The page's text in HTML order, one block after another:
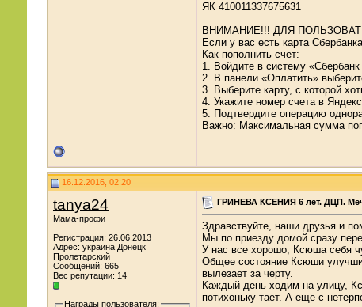
ЯК 410011337675631
ВНИМАНИЕ!!! ДЛЯ
Если у вас есть карта
Как пополнить счет:
1. Войдите в систему
2. В панели «Оплатить»
3. Выберите карту, с которой
4. Укажите номер счета в
5. Подтвердите операцию
Важно: Максимальная сумма
16.12.2016, 02:20
tanya24
Мама-профи
Регистрация: 26.06.2013
Адрес: украина Донецк
Пролетарский
Сообщений: 665
Вес репутации: 14
Награды пользователя:
ГРИНЕВА КСЕНИЯ 6 лет. ДЦП.
Здравствуйте, наши друзья и
Мы по приезду домой сразу
У нас все хорошо, Ксюша себя
Общее состояние Ксюши
вылезает за черту.
Каждый день ходим на улицу,
потихоньку тает. А еще с